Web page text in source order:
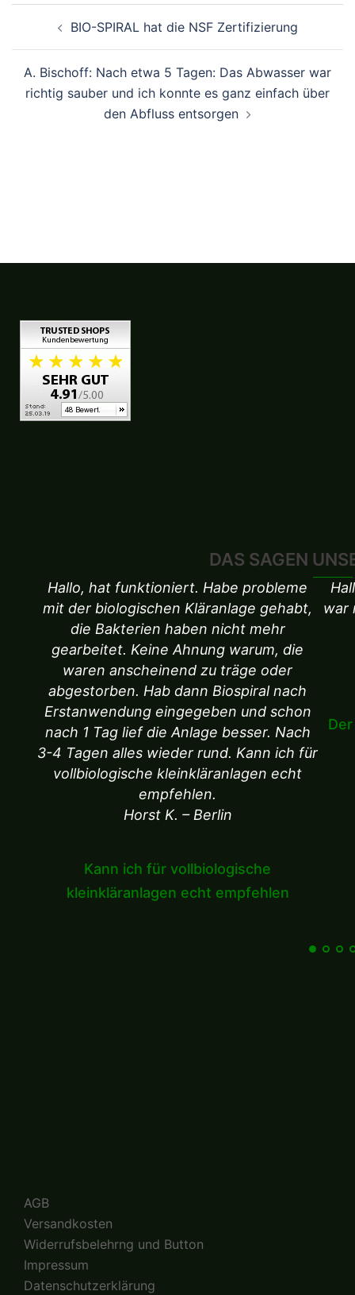
BIO-SPIRAL hat die NSF Zertifizierung
A. Bischoff: Nach etwa 5 Tagen: Das Abwasser war
richtig sauber und ich konnte es ganz einfach über
den Abfluss entsorgen
DAS SAGEN
Hallo, hat funktioniert. Habe probleme
mit der biologischen Kläranlage gehabt,
die Bakterien haben nicht mehr
gearbeitet. Keine Ahnung warum, die
waren anscheinend zu träge oder
abgestorben. Hab dann Biospiral nach
Erstanwendung eingegeben und schon
nach 1 Tag lief die Anlage besser. Nach
3-4 Tagen alles wieder rund. Kann ich für
vollbiologische kleinkläranlagen echt
empfehlen.
Horst K. – Berlin
Kann ich für vollbiologische
kleinkläranlagen echt empfehlen
war
AGB
Versandkosten
Widerrufsbelehrng und Button
Impressum
Datenschutzerklärung